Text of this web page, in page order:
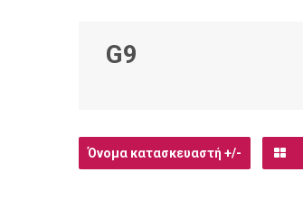
G9
Όνομα κατασκευαστή +/-